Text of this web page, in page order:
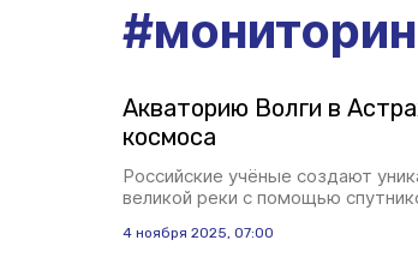
#
Акваторию Волги в
космоса
Российские учёные создают
великой реки с помощью
4 ноября 2025, 07:00